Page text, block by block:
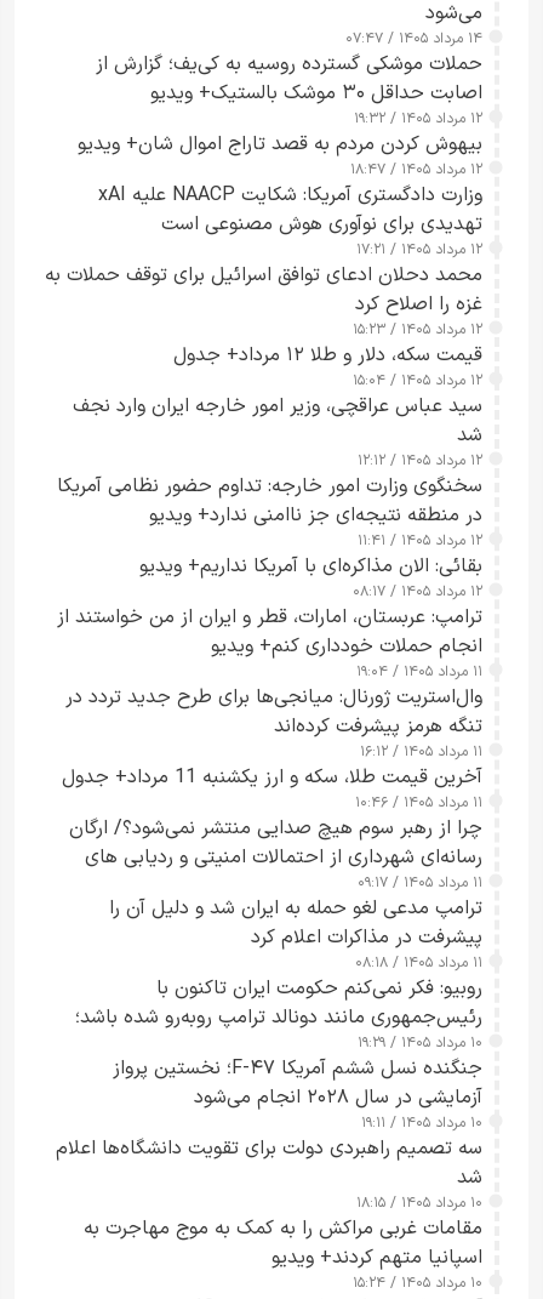
می‌شود
۱۴ مرداد ۱۴۰۵ / ۰۷:۴۷
حملات موشکی گسترده روسیه به کی‌یف؛ گزارش از
اصابت حداقل ۳۰ موشک بالستیک+ ویدیو
۱۲ مرداد ۱۴۰۵ / ۱۹:۳۲
بیهوش کردن مردم به قصد تاراج اموال شان+ ویدیو
۱۲ مرداد ۱۴۰۵ / ۱۸:۴۷
وزارت دادگستری آمریکا: شکایت NAACP علیه xAI
تهدیدی برای نوآوری هوش مصنوعی است
۱۲ مرداد ۱۴۰۵ / ۱۷:۲۱
محمد دحلان ادعای توافق اسرائیل برای توقف حملات به
غزه را اصلاح کرد
۱۲ مرداد ۱۴۰۵ / ۱۵:۲۳
قیمت سکه، دلار و طلا ۱۲ مرداد+ جدول
۱۲ مرداد ۱۴۰۵ / ۱۵:۰۴
سید عباس عراقچی، وزیر امور خارجه ایران وارد نجف
شد
۱۲ مرداد ۱۴۰۵ / ۱۲:۱۲
سخنگوی وزارت امور خارجه: تداوم حضور نظامی آمریکا
در منطقه نتیجه‌ای جز ناامنی ندارد+ ویدیو
۱۲ مرداد ۱۴۰۵ / ۱۱:۴۱
بقائی: الان مذاکره‌ای با آمریکا نداریم+ ویدیو
۱۲ مرداد ۱۴۰۵ / ۰۸:۱۷
ترامپ: عربستان، امارات، قطر و ایران از من خواستند از
انجام حملات خودداری کنم+ ویدیو
۱۱ مرداد ۱۴۰۵ / ۱۹:۰۴
وال‌استریت ژورنال: میانجی‌ها برای طرح جدید تردد در
تنگه هرمز پیشرفت کرده‌اند
۱۱ مرداد ۱۴۰۵ / ۱۶:۱۲
آخرین قیمت طلا، سکه و ارز یکشنبه 11 مرداد+ جدول
۱۱ مرداد ۱۴۰۵ / ۱۰:۴۶
چرا از رهبر سوم هیچ صدایی منتشر نمی‌شود؟/ ارگان
رسانه‌ای شهرداری از احتمالات امنیتی و ردیابی های
جاسوسی گفت
۱۱ مرداد ۱۴۰۵ / ۰۹:۱۷
ترامپ مدعی لغو حمله به ایران شد و دلیل آن را
پیشرفت در مذاکرات اعلام کرد
۱۱ مرداد ۱۴۰۵ / ۰۸:۱۸
روبیو: فکر نمی‌کنم حکومت ایران تاکنون با
رئیس‌جمهوری مانند دونالد ترامپ روبه‌رو شده باشد؛
کسی که واقعاً دست به اقدام می‌زند
۱۰ مرداد ۱۴۰۵ / ۱۹:۲۹
جنگنده نسل ششم آمریکا F-۴۷؛ نخستین پرواز
آزمایشی در سال ۲۰۲۸ انجام می‌شود
۱۰ مرداد ۱۴۰۵ / ۱۹:۱۱
سه تصمیم راهبردی دولت برای تقویت دانشگاه‌ها اعلام
شد
۱۰ مرداد ۱۴۰۵ / ۱۸:۱۵
مقامات غربی مراکش را به کمک به موج مهاجرت به
اسپانیا متهم کردند+ ویدیو
۱۰ مرداد ۱۴۰۵ / ۱۵:۲۴